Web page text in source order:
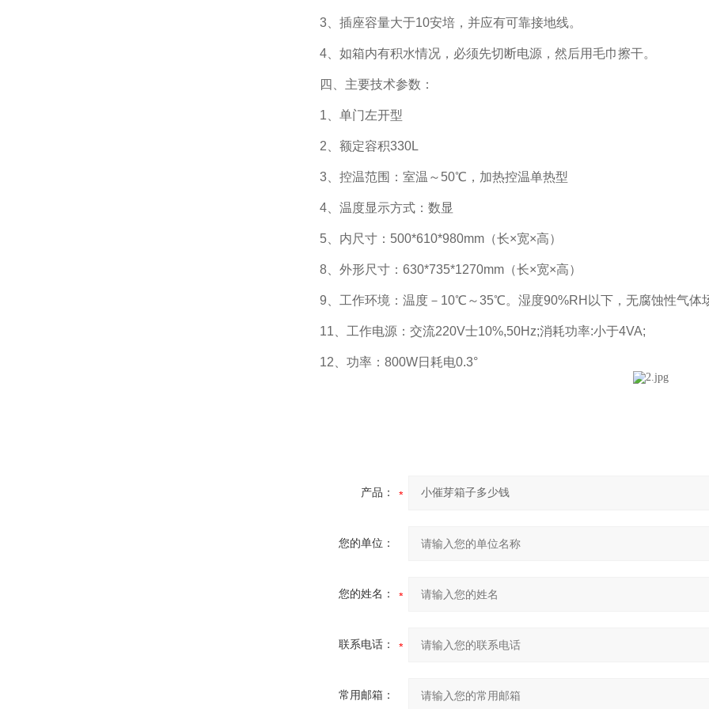
3、插座容量大于10安培，并应有可靠接地线。
4、如箱内有积水情况，必须先切断电源，然后用毛巾擦干。
四、主要技术参数：
1、单门左开型
2、额定容积330L
3、控温范围：室温～50℃，加热控温单热型
4、温度显示方式：数显
5、内尺寸：500*610*980mm（长×宽×高）
8、外形尺寸：630*735*1270mm（长×宽×高）
9、工作环境：温度－10℃～35℃。湿度90%RH以下，无腐蚀性气体
11、工作电源：交流220V士10%,50Hz;消耗功率:小于4VA;
12、功率：800W日耗电0.3°
产品：
您的单位：
您的姓名：
联系电话：
常用邮箱：